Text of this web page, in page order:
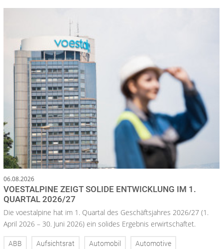
06.08.2026
VOESTALPINE ZEIGT SOLIDE ENTWICKLUNG IM 1.
QUARTAL 2026/27
Die voestalpine hat im 1. Quartal des Geschäftsjahres 2026/27 (1.
April 2026 – 30. Juni 2026) ein solides Ergebnis erwirtschaftet.
ABB Aufsichtsrat Automobil Automotive